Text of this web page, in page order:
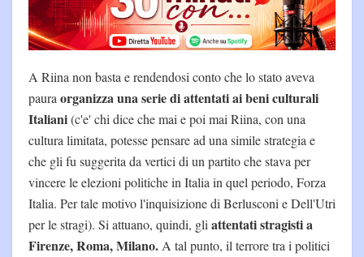
A Riina non basta e rendendosi conto che lo stato aveva
paura organizza una serie di attentati ai beni culturali
Italiani(c'e' chi dice che mai e poi mai Riina, con una
cultura limitata, potesse pensare ad una simile strategia e
che gli fu suggerita da vertici di un partito che stava per
vincere le elezioni politiche in Italia in quel periodo, Forza
Italia. Per tale motivo l'inquisizione di Berlusconi e Dell'Utri
per le stragi). Si attuano, quindi, gli attentati stragisti a
Firenze, Roma, Milano. A tal punto, il terrore tra i politici